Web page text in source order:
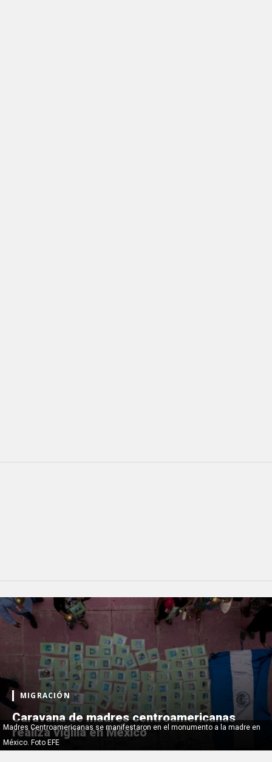
Madres Centroamericanas se manifestaron en el monumento a la madre en
México. Foto EFE
MIGRACIÓN
Caravana de madres centroamericanas
realiza vigilia en México